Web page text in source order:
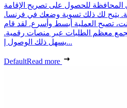
للحصول على تصريح الإقامة
يتيح لك ذلك تسوية وضعك في فرنسا.
تصبح العملية أبسط وأسرع. لقد قام
بجمع معظم الطلبات عبر منصات رقمية.
يسهل ذلك الوصول إ...
DefaultRead more